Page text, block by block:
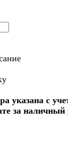
указана с
за наличный